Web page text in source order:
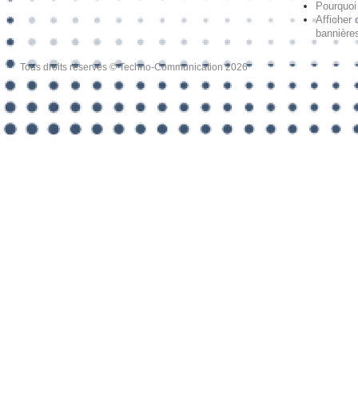
Afficher
Tous droits réservés © Techno-Communication 2026